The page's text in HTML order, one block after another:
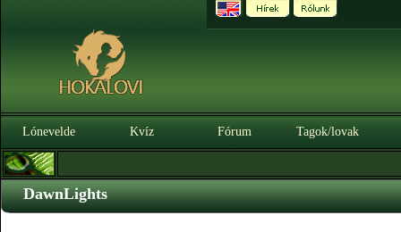
Lónevelde Kvíz Fórum Tagok/lovak
DawnLights